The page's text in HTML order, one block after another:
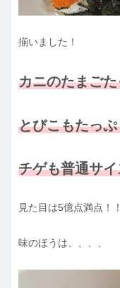
揃いました！
カニのたまご
とびこもたっ
チゲも普通サ
見た目は5億点満点！
味のほうは、、、、